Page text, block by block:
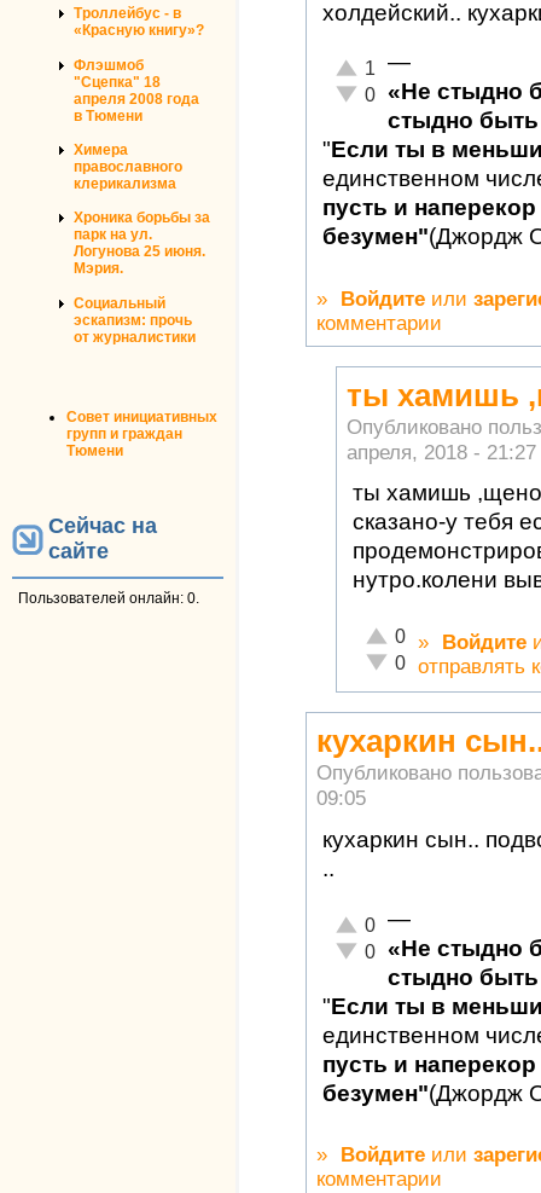
Троллейбус - в
«Красную книгу»?
Флэшмоб
"Сцепка" 18
апреля 2008 года
в Тюмени
Химера
православного
клерикализма
Хроника борьбы за
парк на ул.
Логунова 25 июня.
Мэрия.
Социальный
эскапизм: прочь
от журналистики
Совет инициативных
групп и граждан
Тюмени
Сейчас на
сайте
Пользователей онлайн: 0.
холдейский..
Отлично!
1
Неадекватно!
0
—
«Не стыдно
стыдно быть
"Если ты в
единственном
пусть и
безумен"(Джордж
» Войдите или
комментарии
ты хамишь
Опубликовано
апреля, 2018 - 21:27
ты хамишь
сказано-у тебя
нутро.колени
Отлично!
0
Неадекватно!
0
» Войдите
отправлять
кухаркин
Опубликовано
09:05
кухаркин сын..
..
Отлично!
0
Неадекватно!
0
—
«Не стыдно
стыдно быть
"Если ты в
единственном
пусть и
безумен"(Джордж
» Войдите или
комментарии